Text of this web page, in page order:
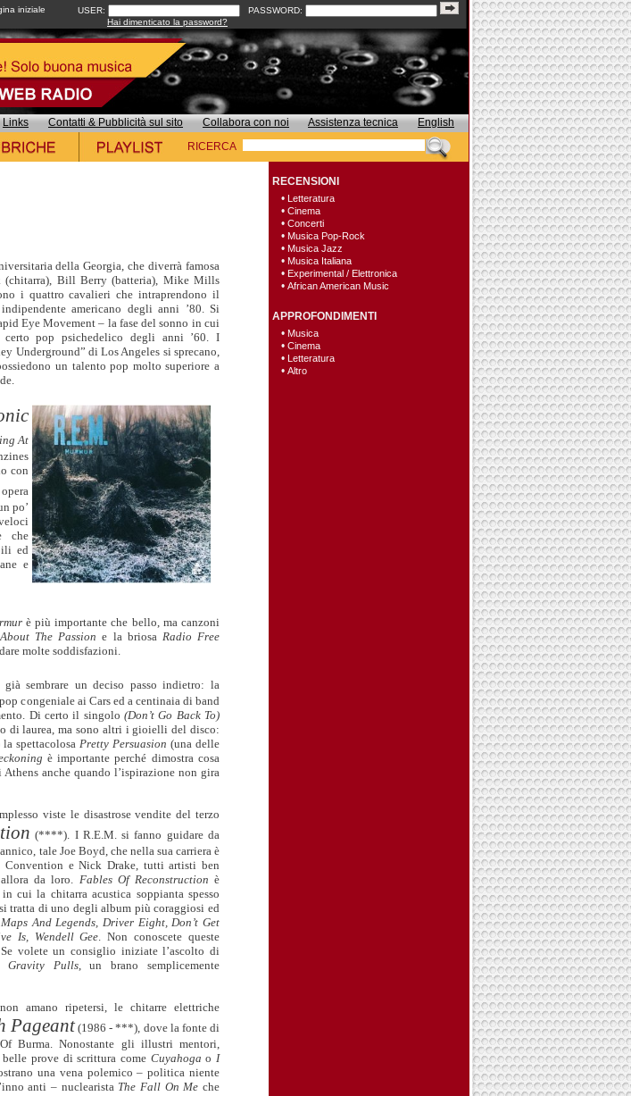
iniziale USER:
PASSWORD:
Hai dimenticato la password?
Links Contatti & Pubblicità sul sito Collabora con noi Assistenza tecnica
English
RICERCA
della Georgia, che diverrà famosa
(chitarra), Bill Berry (batteria), Mike Mills
i quattro cavalieri che intraprendono il
americano degli anni ’80. Si
Eye Movement – la fase del sonno in cui
pop psichedelico degli anni ’60. I
Underground” di Los Angeles si sprecano,
un talento pop molto superiore a
At
con
po’
che
ed
e
è più importante che bello, ma canzoni
The Passion e la briosa Radio Free
molte soddisfazioni.
sembrare un deciso passo indietro: la
congeniale ai Cars ed a centinaia di band
Di certo il singolo (Don’t Go Back To)
di laurea, ma sono altri i gioielli del disco:
spettacolosa Pretty Persuasion (una delle
è importante perché dimostra cosa
anche quando l’ispirazione non gira
viste le disastrose vendite del terzo
(****). I R.E.M. si fanno guidare da
tale Joe Boyd, che nella sua carriera è
e Nick Drake, tutti artisti ben
da loro. Fables Of Reconstruction è
cui la chitarra acustica soppianta spesso
tratta di uno degli album più coraggiosi ed
Maps And Legends, Driver Eight, Don’t Get
Is, Wendell Gee .Non conoscete queste
volete un consiglio iniziate l’ascolto di
Gravity Pulls, un brano semplicemente
amano ripetersi, le chitarre elettriche
Pageant(1986 - ***), dove la fonte di
Burma. Nonostante gli illustri mentori,
belle prove di scrittura come Cuyahoga o I
una vena polemico – politica niente
anti – nuclearista The Fall On Me che
RECENSIONI
• Letteratura
• Cinema
• Concerti
• Musica Pop-Rock
• Musica Jazz
• Musica Italiana
• Experimental / Elettronica
• African American Music
APPROFONDIMENTI
• Musica
• Cinema
• Letteratura
• Altro